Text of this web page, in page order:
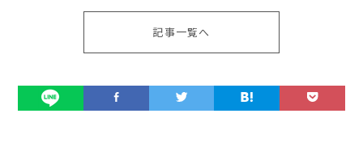
記事一覧へ